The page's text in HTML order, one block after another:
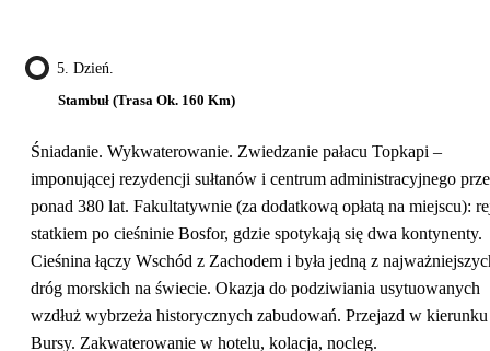
5. Dzień.
Stambuł (trasa Ok. 160 Km)
Śniadanie. Wykwaterowanie. Zwiedzanie pałacu Topkapi –
imponującej rezydencji sułtanów i centrum administracyjnego
ponad 380 lat. Fakultatywnie (za dodatkową opłatą na miejscu):
statkiem po cieśninie Bosfor, gdzie spotykają się dwa kontynenty.
Cieśnina łączy Wschód z Zachodem i była jedną z
dróg morskich na świecie. Okazja do podziwiania usytuowanych
wzdłuż wybrzeża historycznych zabudowań. Przejazd w kierunku
Bursy. Zakwaterowanie w hotelu, kolacja, nocleg.